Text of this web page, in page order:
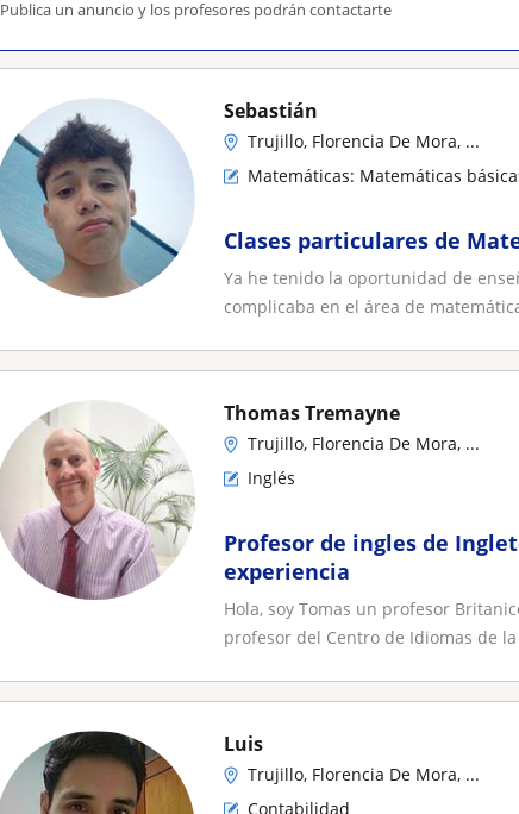
Publica un anuncio y los profesores podrán contactarte
Sebastián
Trujillo, Florencia De Mora, ...
Matemáticas: Matemáticas
Clases particulares de
Ya he tenido la oportunidad de
complicaba en el área de
Thomas Tremayne
Trujillo, Florencia De Mora, ...
Inglés
Profesor de ingles de
experiencia
Hola, soy Tomas un profesor
profesor del Centro de Idiomas de
Luis
Trujillo, Florencia De Mora, ...
Contabilidad